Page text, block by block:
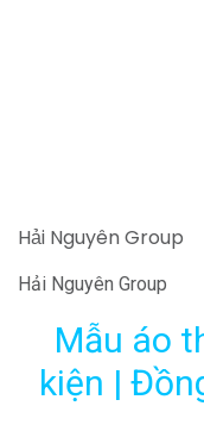
Hải Nguyên Group
Hải Nguyên Group
Mẫu áo
kiện |